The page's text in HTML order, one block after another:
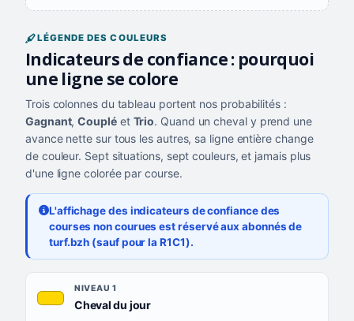
LÉGENDE DES COULEURS
Indicateurs de confiance : pourquoi
une ligne se colore
Trois colonnes du tableau portent nos probabilités :
Gagnant,Coupléet Trio. Quand un cheval y prend une
avance nette sur tous les autres, sa ligne entière change
de couleur. Sept situations, sept couleurs, et jamais plus
d'une ligne colorée par course.
L'affichage des indicateurs de confiance des
courses non courues est réservé aux abonnés de
turf.bzh (sauf pour la R1C1).
QUAND LA LIGNE PREND CETTE COULEUR
NIVEAU 1
Cheval du jour, couleur jaune or